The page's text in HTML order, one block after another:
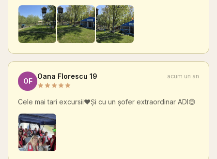
OF
Oana Florescu 19 acum un an
Cele mai tari excursii❤️Și cu un șofer extraordinar ADI😊